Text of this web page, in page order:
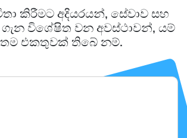
කිරීමට අදියරයන්, සේවාව සහ
ගැන විශේෂිත වන අවස්ථාවන්, යම්
එකතුවක් තිබේ නම්.